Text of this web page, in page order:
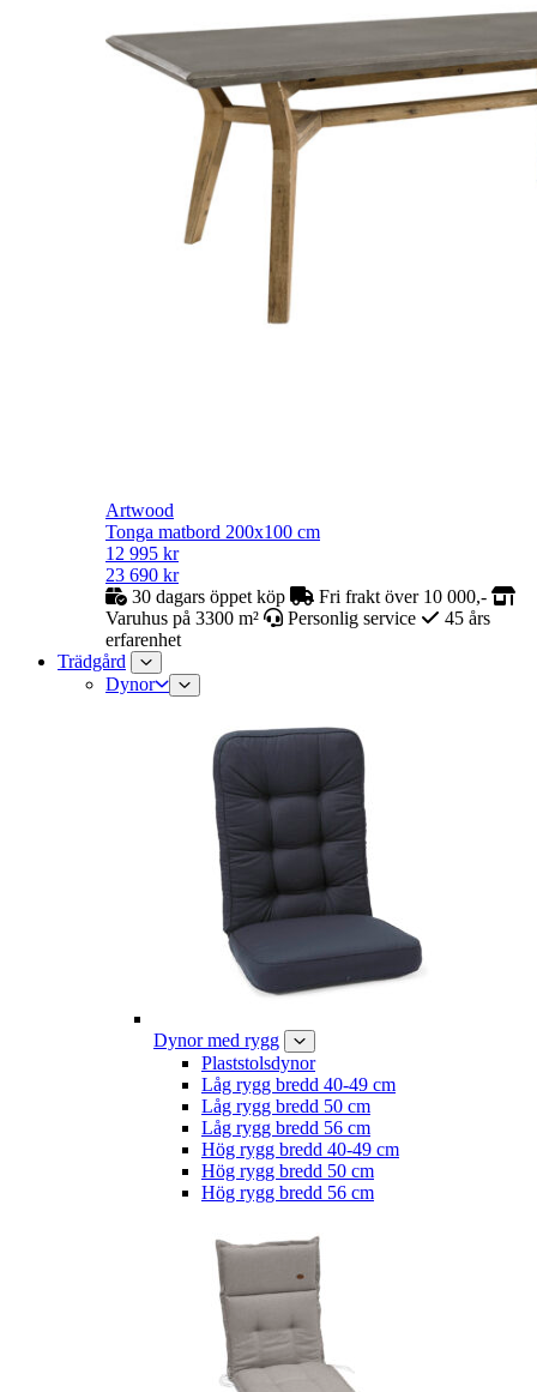
Artwood
Tonga matbord 200x100 cm
12 995 kr
23 690 kr
30 dagars öppet köp
Fri frakt över 10 000,-
Varuhus på 3300 m²
Personlig service
45 års
erfarenhet
Trädgård
Dynor
Dynor med rygg
Plaststolsdynor
Låg rygg bredd 40-49 cm
Låg rygg bredd 50 cm
Låg rygg bredd 56 cm
Hög rygg bredd 40-49 cm
Hög rygg bredd 50 cm
Hög rygg bredd 56 cm